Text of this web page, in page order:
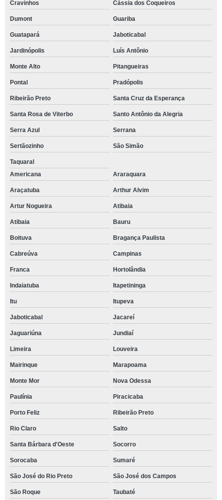
Cravinhos Cássia dos Coqueiros
Dumont Guariba
Guatapará Jaboticabal
Jardinópolis Luís Antônio
Monte Alto Pitangueiras
Pontal Pradópolis
Ribeirão Preto Santa Cruz da Esperança
Santa Rosa de Viterbo Santo Antônio da Alegria
Serra Azul Serrana
Sertãozinho São Simão
Taquaral
Americana
Araraquara
Araçatuba Arthur Alvim
Artur Nogueira Atibaia
Atibaia Bauru
Boituva Bragança Paulista
Cabreúva Campinas
Franca Hortolândia
Indaiatuba Itapetininga
Itu Itupeva
Jaboticabal Jacareí
Jaguariúna Jundiaí
Limeira Louveira
Mairinque Marapoama
Monte Mor Nova Odessa
Paulínia Piracicaba
Porto Feliz Ribeirão Preto
Rio Claro Salto
Santa Bárbara d'Oeste Socorro
Sorocaba Sumaré
São José do Rio Preto São José dos Campos
São Roque Taubaté